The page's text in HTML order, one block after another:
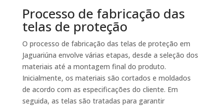
Processo de fabricação das
telas de proteção
O processo de fabricação das telas de proteção em
Jaguariúna envolve várias etapas, desde a seleção dos
materiais até a montagem final do produto.
Inicialmente, os materiais são cortados e moldados
de acordo com as especificações do cliente. Em
seguida, as telas são tratadas para garantir